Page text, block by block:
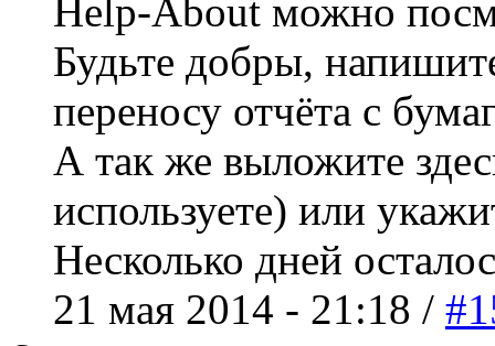
Help-About можно
Будьте добры,
переносу отчёта с
А так же выложите
используете) или
Несколько дней
21 мая 2014 - 21:18 /